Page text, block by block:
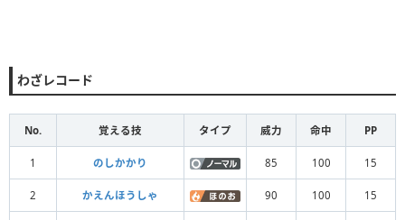
わざレコード
No. 覚える技 タイプ 威力 命中 PP
1 のしかかり 85 100 15
2 かえんほうしゃ 90 100 15